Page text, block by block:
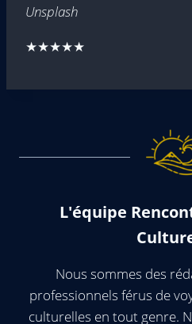
Unsplash
★★★★★
L'équipe
Nous sommes des
professionnels férus de
culturelles en tout genre.